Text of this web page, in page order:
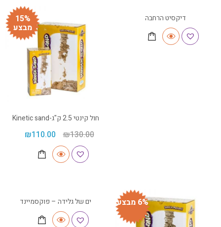
דיקסיט הרחבה 15%
מבצע
חול קינטי 2.5 ק"ג-Kinetic sand
₪130.00
₪110.00
6% מבצע ים של גלידה – פוקסמיינד